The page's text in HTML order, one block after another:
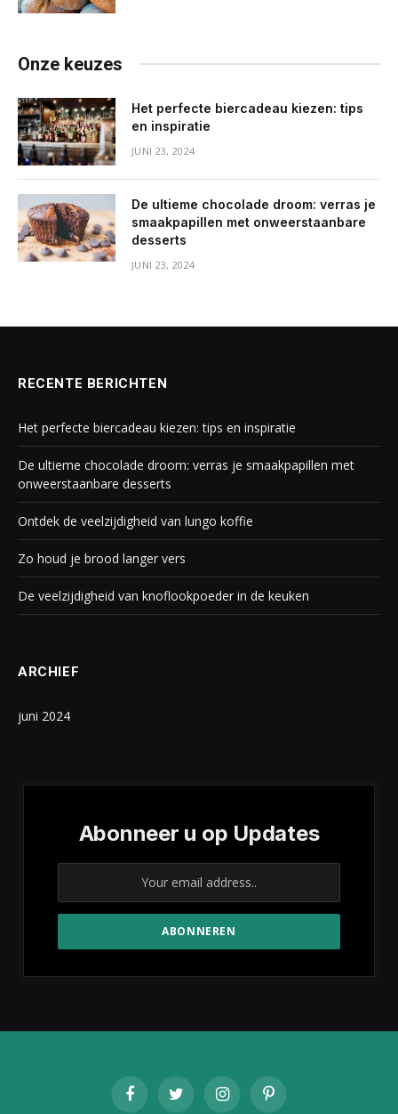
Onze keuzes
Het perfecte biercadeau kiezen: tips
en inspiratie
JUNI 23, 2024
De ultieme chocolade droom: verras je
smaakpapillen met onweerstaanbare
desserts
JUNI 23, 2024
RECENTE BERICHTEN
Het perfecte biercadeau kiezen: tips en inspiratie
De ultieme chocolade droom: verras je smaakpapillen met
onweerstaanbare desserts
Ontdek de veelzijdigheid van lungo koffie
Zo houd je brood langer vers
De veelzijdigheid van knoflookpoeder in de keuken
ARCHIEF
juni 2024
Abonneer u op Updates
FacebookTwitter InstagramPinterest